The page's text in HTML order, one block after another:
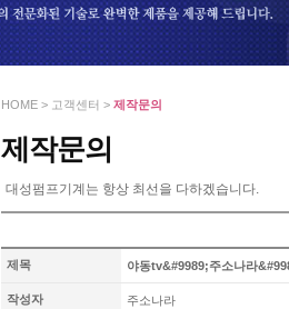
HOME > 고객센터 > 제작문의
제작문의
대성펌프기계는 항상 최선을 다하겠습니다.
제목 야동tv&#9989;주소나라
작성자 주소나라